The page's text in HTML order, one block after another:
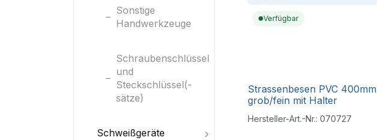
Sonstige
Handwerkzeuge
Schraubenschlüssel
und
Steckschlüssel(-
sätze)
Schweißgeräte
Verfügbar
Strassenbesen PVC 400mm
grob/fein mit Halter
Hersteller-Art.-Nr.: 070727